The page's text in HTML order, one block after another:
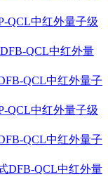
QCL中红外量子级
QCL中红外量
QCL中红外量子
QCL中红外量子级
QCL中红外量子
DFB-QCL中红外量